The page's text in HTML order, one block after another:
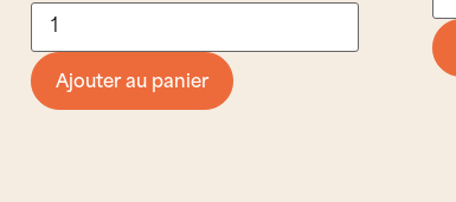
Ajouter au panier